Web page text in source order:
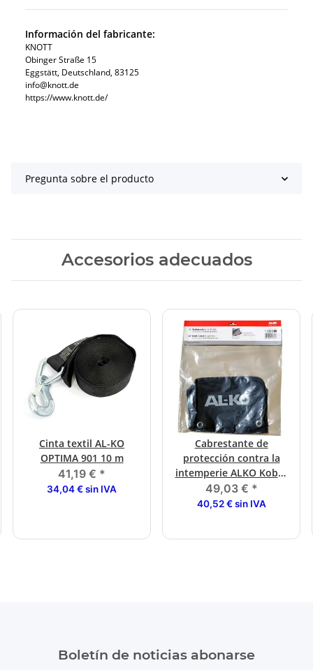
Información del fabricante:
KNOTT
Obinger Straße 15
Eggstätt, Deutschland, 83125
info@knott.de
https://www.knott.de/
Pregunta sobre el producto
Accesorios adecuados
Cinta textil AL-KO
OPTIMA 901 10 m
41,19 € *
34,04 € sin IVA
Cabrestante de
protección contra la
intemperie ALKO Kober
650/901 / 901A
49,03 € *
40,52 € sin IVA
Boletín de noticias abonarse